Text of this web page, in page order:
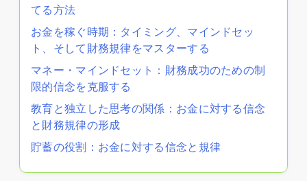
てる方法
お金を稼ぐ時期：タイミング、マインドセッ
ト、そして財務規律をマスターする
マネー・マインドセット：財務成功のための制
限的信念を克服する
教育と独立した思考の関係：お金に対する信念
と財務規律の形成
貯蓄の役割：お金に対する信念と規律